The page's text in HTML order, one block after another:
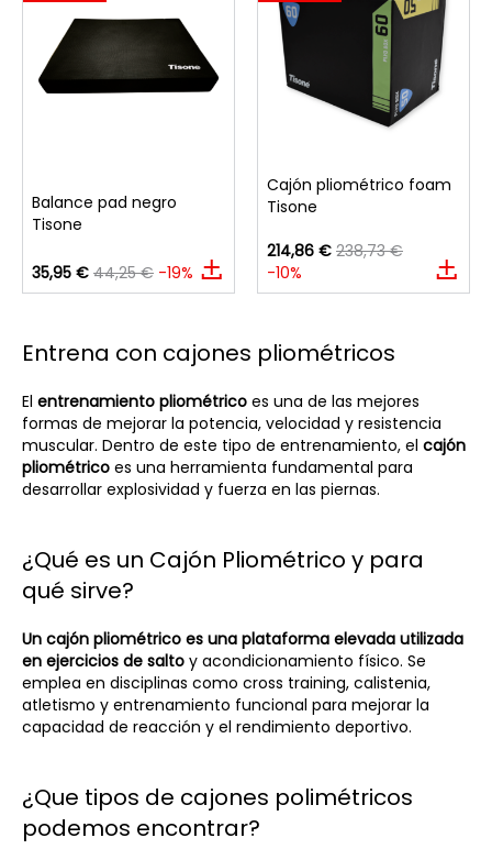
Balance pad negro
Tisone
35,95 € 44,25 € -19%
Cajón pliométrico foam
Tisone
214,86 € 238,73 €
-10%
Entrena con cajones pliométricos
El entrenamiento pliométrico es una de las mejores
formas de mejorar la potencia, velocidad y resistencia
muscular. Dentro de este tipo de entrenamiento, el cajón
pliométrico es una herramienta fundamental para
desarrollar explosividad y fuerza en las piernas.
¿Qué es un Cajón Pliométrico y para
qué sirve?
Un cajón pliométrico es una plataforma elevada utilizada
en ejercicios de salto y acondicionamiento físico. Se
emplea en disciplinas como cross training, calistenia,
atletismo y entrenamiento funcional para mejorar la
capacidad de reacción y el rendimiento deportivo.
¿Que tipos de cajones polimétricos
podemos encontrar?